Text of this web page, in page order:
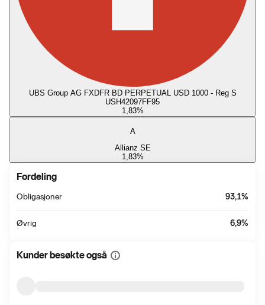
UBS Group AG FXDFR BD PERPETUAL USD 1000 - Reg S
USH42097FF95
1,83%
A
Allianz SE
1,83%
Fordeling
Obligasjoner 93,1%
Øvrig 6,9%
Kunder besøkte også Vis